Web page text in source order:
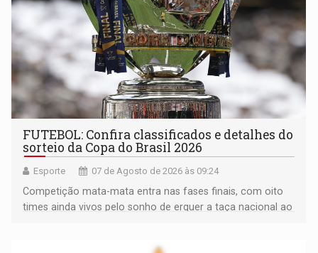
FUTEBOL: Confira classificados e detalhes do
sorteio da Copa do Brasil 2026
Esporte 07 de Agosto de 2026 às 09:24
Competição mata-mata entra nas fases finais, com oito
times ainda vivos pelo sonho de erguer a taça nacional ao